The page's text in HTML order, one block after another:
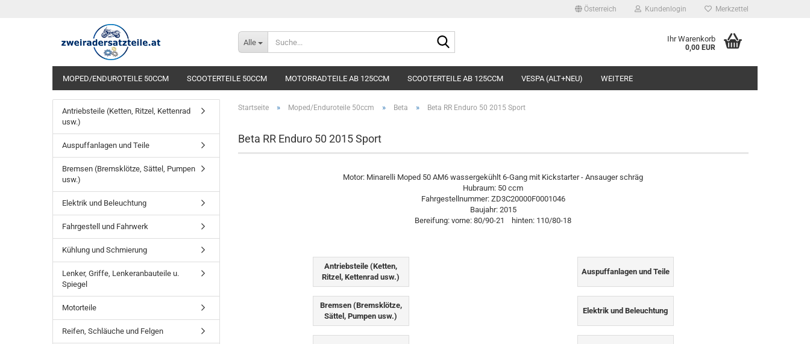
Österreich Kundenlogin
Passwort
Konto erstellen
Passwort vergessen?
Merkzettel
Alle Ihr Warenkorb
0,00 EUR
MOPED/ENDUROTEILE 50CCM SCOOTERTEILE 50CCM MOTORRADTEILE AB 125CCM SCOOTERTEILE AB 125CCM VESPA (ALT+NEU) WEITERE
Startseite » Moped/Enduroteile 50ccm » Beta » Beta RR Enduro 50 2015 Sport
Beta RR Enduro 50 2015 Sport
Motor: Minarelli Moped 50 AM6 wassergekühlt 6-Gang mit Kickstarter - Ansauger schräg
Hubraum: 50 ccm
Fahrgestellnummer: ZD3C20000F0001046
Baujahr: 2015
Bereifung: vorne: 80/90-21 hinten: 110/80-18
Antriebsteile (Ketten,
Ritzel, Kettenrad usw.)
Auspuffanlagen und Teile
Bremsen (Bremsklötze,
Sättel, Pumpen usw.)
Elektrik und Beleuchtung
Antriebsteile (Ketten, Ritzel, Kettenrad
usw.)
Auspuffanlagen und Teile
Bremsen (Bremsklötze, Sättel, Pumpen
usw.)
Elektrik und Beleuchtung
Fahrgestell und Fahrwerk
Kühlung und Schmierung
Lenker, Griffe, Lenkeranbauteile u.
Spiegel
Motorteile
Reifen, Schläuche und Felgen